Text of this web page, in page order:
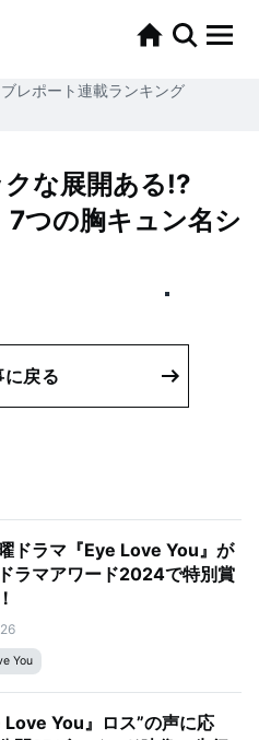
レポート連載ランキング
な展開ある!?
7つの胸キュン名シ
に戻る
ドラマ『Eye Love You』が
ラマアワード2024で特別賞
You
Love You』ロス”の声に応